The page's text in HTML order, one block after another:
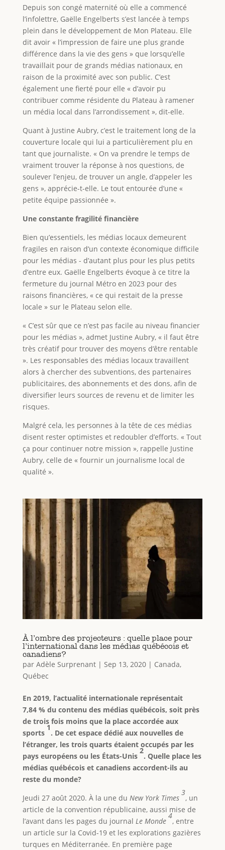
Depuis son congé maternité où elle a commencé
l’infolettre, Gaëlle Engelberts s’est lancée à temps
plein dans le développement de Mon Plateau. Elle
dit avoir « l’impression de faire une plus grande
différence dans la vie des gens » que lorsqu’elle
travaillait pour de grands médias nationaux, en
raison de la proximité avec son public. C’est
également une fierté pour elle « d’avoir pu
contribuer comme résidente du Plateau à ramener
un média local dans l’arrondissement », dit-elle.
Quant à Justine Aubry, c’est le traitement long de la
couverture locale qui lui a particulièrement plu en
tant que journaliste. « On va prendre le temps de
vraiment trouver la réponse à nos questions, de
soulever l’enjeu, de trouver un angle, d’appeler les
gens », apprécie-t-elle. Le tout entourée d’une «
petite équipe passionnée ».
Une constante fragilité financière
Bien qu’essentiels, les médias locaux demeurent
fragiles en raison d’un contexte économique difficile
pour les médias - d’autant plus pour les plus petits
d’entre eux. Gaëlle Engelberts évoque à ce titre la
fermeture du journal Métro en 2023 pour des
raisons financières, « ce qui restait de la presse
locale » sur le Plateau selon elle.
« C’est sûr que ce n’est pas facile au niveau financier
pour les médias », admet Justine Aubry, « il faut être
très créatif pour trouver des moyens d’être rentable
». Les responsables des médias locaux travaillent
alors à chercher des subventions, des partenaires
publicitaires, des abonnements et des dons, afin de
diversifier leurs sources de revenu et de limiter les
risques.
Malgré cela, les personnes à la tête de ces médias
disent rester optimistes et redoubler d’efforts. « Tout
ça pour continuer notre mission », rappelle Justine
Aubry, celle de « fournir un journalisme local de
qualité ».
À l’ombre des projecteurs : quelle place pour
l’international dans les médias québécois et
canadiens?
par Adèle Surprenant| Sep 13, 2020| Canada,
Québec
En 2019, l’actualité internationale représentait
7,84 % du contenu des médias québécois, soit près
de trois fois moins que la place accordée aux
sports
1
. De cet espace dédié aux nouvelles de
l’étranger, les trois quarts étaient occupés par les
pays européens ou les États-Unis
2
. Quelle place les
médias québécois et canadiens accordent-ils au
reste du monde?
Jeudi 27 août 2020. À la une du New York Times
3
, un
article de la convention républicaine, aussi mise de
l’avant dans les pages du journal Le Monde
4
, entre
un article sur la Covid-19 et les explorations gazières
turques en Méditerranée. En première page